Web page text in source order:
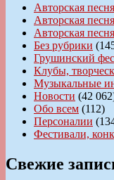
Авторская
Авторская
Авторская
Без рубрики
Грушинский
Клубы,
Музыкальные
Новости (42
Обо всем (112)
Персоналии
Фестивали,
Свежие